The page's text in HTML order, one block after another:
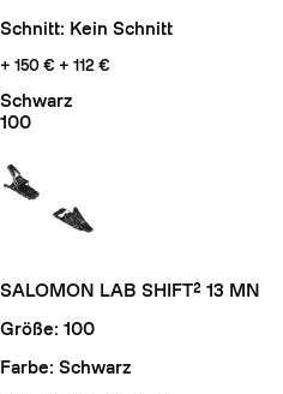
Schnitt: Kein Schnitt
+ 150 € + 112 €
Schwarz
100
SALOMON LAB SHIFT² 13 MN
Größe: 100
Farbe: Schwarz